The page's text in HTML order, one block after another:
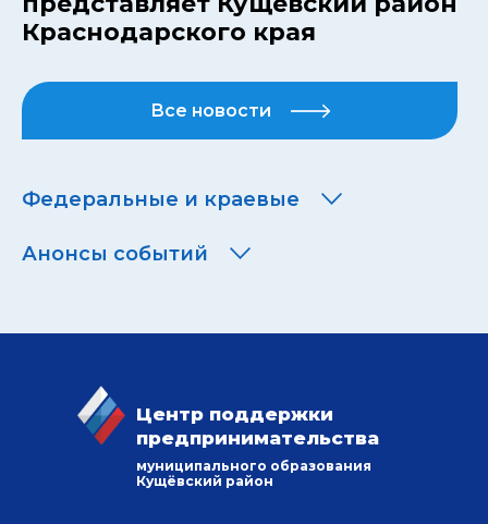
Все новости
Краснодарского края
Федеральные и краевые
Анонсы событий
Центр поддержки
предпринимательства
муниципального образования
Кущёвский район